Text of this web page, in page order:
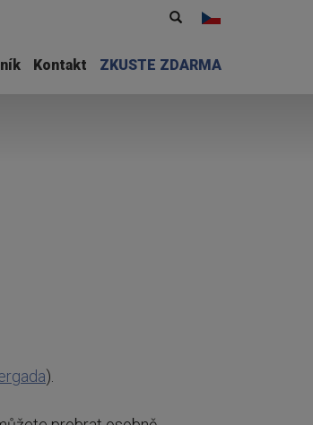
Kontakt ZKUSTE ZDARMA
Vyhledávání
Hledat
).